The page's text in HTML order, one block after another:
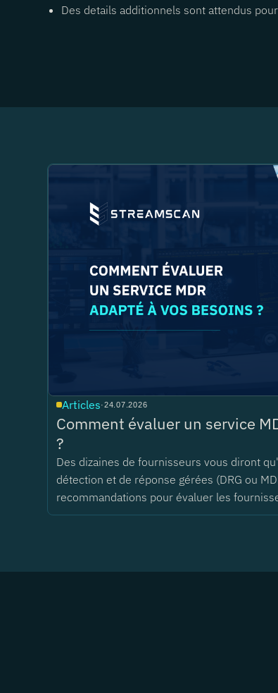
Des details additionnels sont attendus
Articles·24.07.2026
Comment évaluer un service
?
Des dizaines de fournisseurs vous diront
détection et de réponse gérées (DRG ou
recommandations pour évaluer les